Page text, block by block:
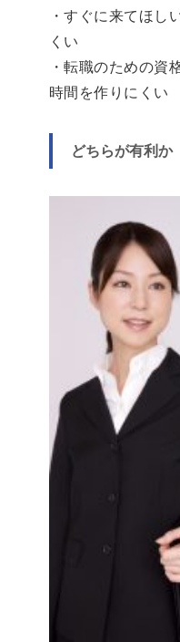
・すぐに来てほし
くい
・転職のための資
時間を作りにくい
どちらが有利か